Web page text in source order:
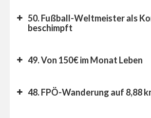
50. Fußball-Weltmeister als
beschimpft
49. Von 150€ im Monat Leben
48. FPÖ-Wanderung auf 8,88